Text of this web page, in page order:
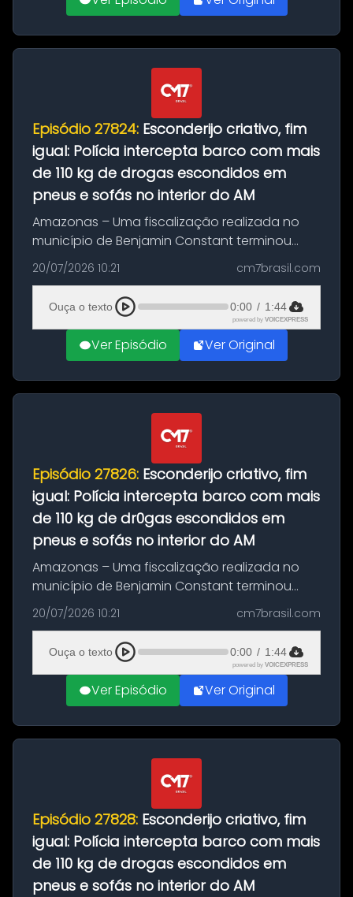
Episódio 27824: Esconderijo criativo, fim
igual: Polícia intercepta barco com mais
de 110 kg de drogas escondidos em
pneus e sofás no interior do AM
Amazonas – Uma fiscalização realizada no
município de Benjamin Constant terminou
com a apreensão de aproximadamente 115
quilos de entorpecentes em uma
embarcação atracada no porto da cidade. O
materia...
20/07/2026 10:21 cm7brasil.com
Ouça o texto 0:00 / 1:44
powered by VOICEXPRESS
Ver Episódio Ver Original
Episódio 27826: Esconderijo criativo, fim
igual: Polícia intercepta barco com mais
de 110 kg de dr0gas escondidos em
pneus e sofás no interior do AM
Amazonas – Uma fiscalização realizada no
município de Benjamin Constant terminou
com a apreensão de aproximadamente 115
quilos de entorpecentes em uma
embarcação atracada no porto da cidade. O
materia...
20/07/2026 10:21 cm7brasil.com
Ouça o texto 0:00 / 1:44
powered by VOICEXPRESS
Ver Episódio Ver Original
Episódio 27828: Esconderijo criativo, fim
igual: Polícia intercepta barco com mais
de 110 kg de drogas escondidos em
pneus e sofás no interior do AM